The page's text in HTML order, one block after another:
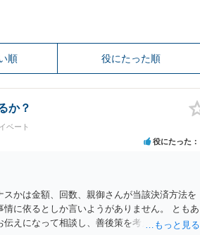
順 役にたった順
か？
ベート
役にたった
かは金額、回数、親御さんが当該決済方法を
に依るとしか言いようがありません。 ともあ
えになって相談し、善後策を考えることをお